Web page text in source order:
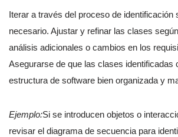
Iterar a través del proceso de identificación
necesario. Ajustar y refinar las clases
análisis adicionales o cambios en los
Asegurarse de que las clases identificadas
estructura de software bien organizada y
Ejemplo:Si se introducen objetos o
revisar el diagrama de secuencia para